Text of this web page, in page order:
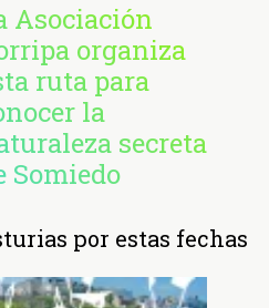
Asociación
organiza
ruta para
la
secreta
Somiedo
por estas fechas